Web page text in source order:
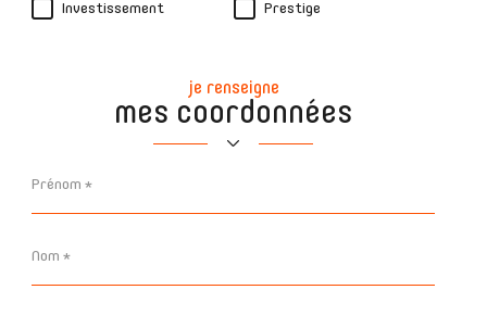
Investissement Prestige
je renseigne
mes coordonnées
*
*